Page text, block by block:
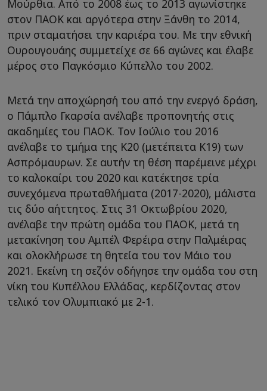
Μούρθια. Από το 2008 έως το 2013 αγωνίστηκε
στον ΠΑΟΚ και αργότερα στην Ξάνθη το 2014,
πριν σταματήσει την καριέρα του. Με την εθνική
Ουρουγουάης συμμετείχε σε 66 αγώνες και έλαβε
μέρος στο Παγκόσμιο Κύπελλο του 2002.
Μετά την αποχώρησή του από την ενεργό δράση,
ο Πάμπλο Γκαρσία ανέλαβε προπονητής στις
ακαδημίες του ΠΑΟΚ. Τον Ιούλιο του 2016
ανέλαβε το τμήμα της Κ20 (μετέπειτα Κ19) των
Ασπρόμαυρων. Σε αυτήν τη θέση παρέμεινε μέχρι
το καλοκαίρι του 2020 και κατέκτησε τρία
συνεχόμενα πρωταθλήματα (2017-2020), μάλιστα
τις δύο αήττητος. Στις 31 Οκτωβρίου 2020,
ανέλαβε την πρώτη ομάδα του ΠΑΟΚ, μετά τη
μετακίνηση του Αμπέλ Φερέιρα στην Παλμέιρας
και ολοκλήρωσε τη θητεία του τον Μάιο του
2021. Εκείνη τη σεζόν οδήγησε την ομάδα του στη
νίκη του Κυπέλλου Ελλάδας, κερδίζοντας στον
τελικό τον Ολυμπιακό με 2-1.